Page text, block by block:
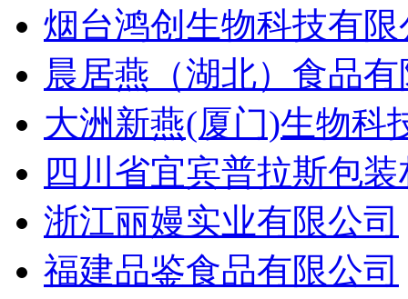
烟台鸿创生物科技有限
晨居燕（湖北）食品
大洲新燕(厦门)生物科
四川省宜宾普拉斯包
浙江丽嫚实业有限公司
福建品鉴食品有限公司